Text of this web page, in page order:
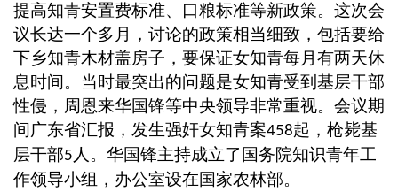
提高知青安置费标准、口粮标准等新政策。这次会
议长达一个多月，讨论的政策相当细致，包括要给
下乡知青木材盖房子，要保证女知青每月有两天休
息时间。当时最突出的问题是女知青受到基层干部
性侵，周恩来华国锋等中央领导非常重视。会议期
间广东省汇报，发生强奸女知青案458起，枪毙基
层干部5 人。华国锋主持成立了国务院知识青年工
作领导小组，办公室设在国家农林部。